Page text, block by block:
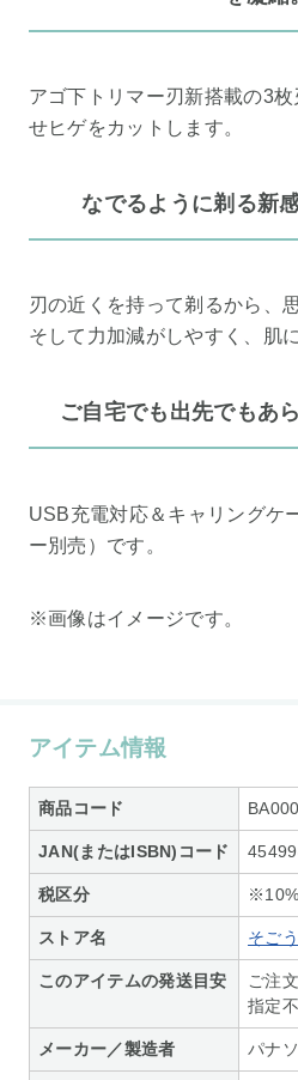
アゴ下トリマー刃新搭載の3枚
せヒゲをカットします。
なでるように剃る新
刃の近くを持って剃るから、
そして力加減がしやすく、肌
ご自宅でも出先でもあ
USB充電対応＆キャリングケ
ー別売）です。
※画像はイメージです。
アイテム情報
商品コード
JAN(またはISBN)コード
税区分
ストア名 そご
このアイテムの発送目安
ご注
指定不
メーカー／製造者 パナ